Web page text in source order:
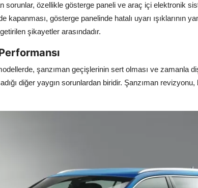
sorunlar, özellikle gösterge paneli ve araç içi elektronik
kapanması, gösterge panelinde hatalı uyarı ışıklarının
şikayetler arasındadır.
şanzıman geçişlerinin sert olması ve zamanla
diğer yaygın sorunlardan biridir. Şanzıman